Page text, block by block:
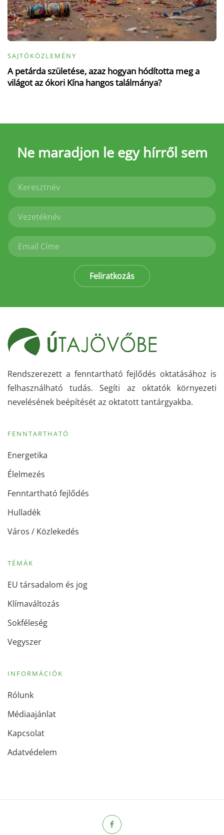
SAJTÓKÖZLEMÉNY
A petárda születése, azaz hogyan hódította meg a
világot az ókori Kína hangos találmánya?
Ne maradjon le egy hírről sem
Feliratkozás
Rendszerezett a fenntartható fejlődés oktatásához is
felhasználható tudás. Segíti az oktatók környezeti
nevelésének beépítését az oktatott tantárgyakba.
FENNTARTHATÓ
Energetika
Élelmezés
Fenntartható fejlődés
Hulladék
Város / Közlekedés
TÉMÁK
EU társadalom és jog
Klímaváltozás
Sokféleség
Vegyszer
INFORMÁCIÓK
Rólunk
Médiaajánlat
Kapcsolat
Adatvédelem